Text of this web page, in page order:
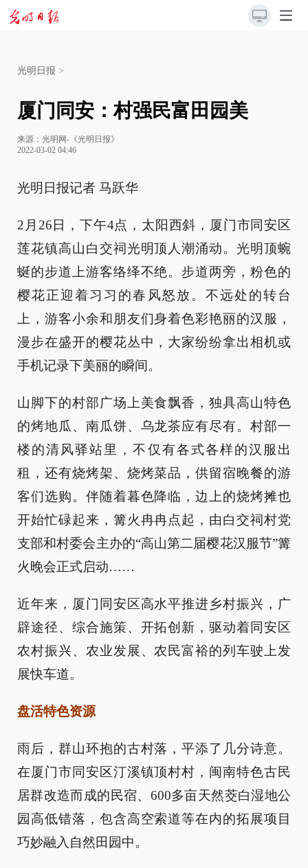
光明日报 >
厦门同安：村强民富田园美
来源： 光明网-《光明日报》
2022-03-02 04:46
光明日报记者 马跃华
2月26日，下午4点，太阳西斜，厦门市同安区
莲花镇高山白交祠光明顶人潮涌动。光明顶蜿
蜒的步道上游客络绎不绝。步道两旁，粉色的
樱花正迎着习习的春风怒放。不远处的转台
上，游客小余和朋友们身着色彩艳丽的汉服，
漫步在盛开的樱花丛中，大家纷纷拿出相机或
手机记录下美丽的瞬间。
山脚下的村部广场上美食飘香，独具高山特色
的烤地瓜、南瓜饼、乌龙茶应有尽有。村部一
楼的清风驿站里，不仅有各式各样的汉服出
租，还有烧烤架、烧烤菜品，供留宿晚餐的游
客们选购。伴随着暮色降临，边上的烧烤摊也
开始忙碌起来，篝火冉冉点起，由白交祠村党
支部和村委会主办的“高山第二届樱花汉服节”篝
火晚会正式启动……
近年来，厦门同安区高水平推进乡村振兴，广
辟途径、综合施策、开拓创新，驱动着同安区
农村振兴、农业发展、农民富裕的列车驶上发
展快车道。
盘活特色资源
雨后，群山环抱的古村落，平添了几分诗意。
在厦门市同安区汀溪镇顶村村，闽南特色古民
居群改造而成的民宿、600多亩天然茭白湿地公
园高低错落，包含高空索道等在内的拓展项目
巧妙融入自然田园中。